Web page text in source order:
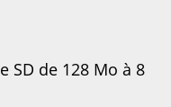
SD de 128 Mo à 8